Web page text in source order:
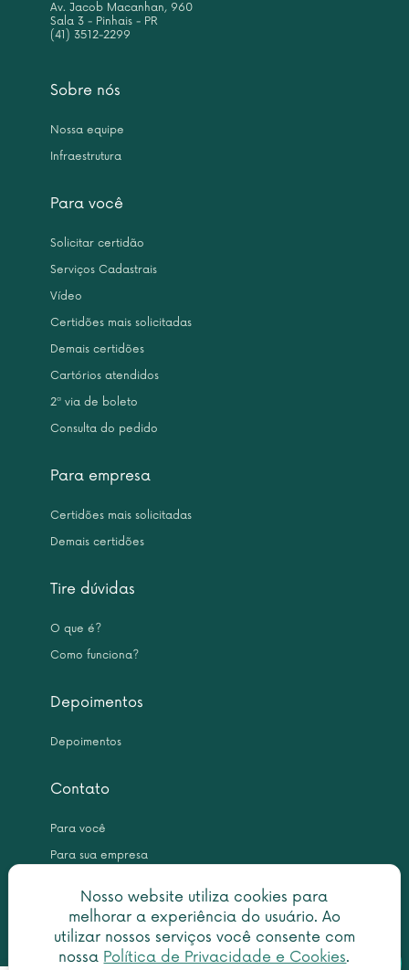
Nosso website utiliza cookies para
melhorar a experiência do usuário. Ao
utilizar nossos serviços você consente com
nossa Política de Privacidade e Cookies.
Sobre nós
Nossa equipe
Infraestrutura
Para você
Solicitar certidão
Serviços Cadastrais
Vídeo
Certidões mais solicitadas
Demais certidões
Cartórios atendidos
2ª via de boleto
Consulta do pedido
Para empresa
Certidões mais solicitadas
Demais certidões
Tire dúvidas
O que é?
Como funciona?
Depoimentos
Depoimentos
Contato
Para você
Para sua empresa
Av. Jacob Macanhan, 960
Sala 3 - Pinhais - PR
(41) 3512-2299